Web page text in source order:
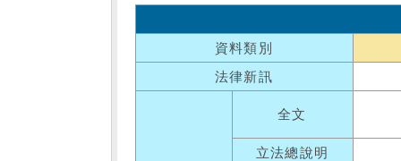
資料類別
法律新訊
全文
立法總說明